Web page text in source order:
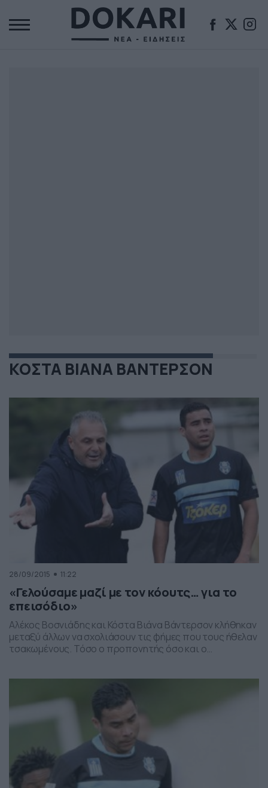
ΚΟΣΤΑ ΒΙΑΝΑ ΒΑΝΤΕΡΣΟΝ
28/09/2015 11:22
«Γελούσαμε μαζί με τον κόουτς… για το
επεισόδιο»
Αλέκος Βοσνιάδης και Κόστα Βιάνα Βάντερσον κλήθηκαν
μεταξύ άλλων να σχολιάσουν τις φήμες που τους ήθελαν
τσακωμένους. Τόσο ο προπονητής όσο και ο
επεισόδιο… με τους δύο να διαψεύδουν οποιαδήποτε
διένεξη μεταξύ […]